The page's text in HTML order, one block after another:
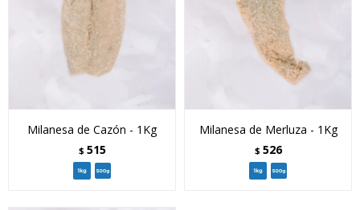
Milanesa de Cazón - 1Kg
$ 515
Milanesa de Merluza - 1Kg
$ 526